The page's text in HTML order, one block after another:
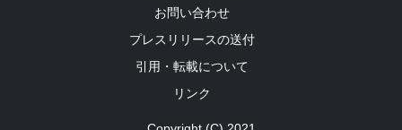
お問い合わせ
プレスリリースの送付
引用・転載について
リンク